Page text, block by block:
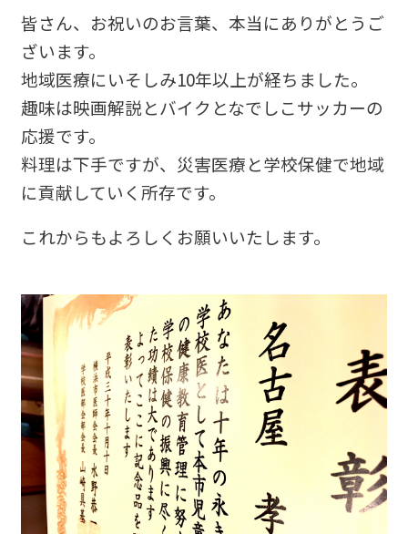
皆さん、お祝いのお言葉、本当にありがとうご
ざいます。
地域医療にいそしみ10年以上が経ちました。
趣味は映画解説とバイクとなでしこサッカーの
応援です。
料理は下手ですが、災害医療と学校保健で地域
に貢献していく所存です。
これからもよろしくお願いいたします。